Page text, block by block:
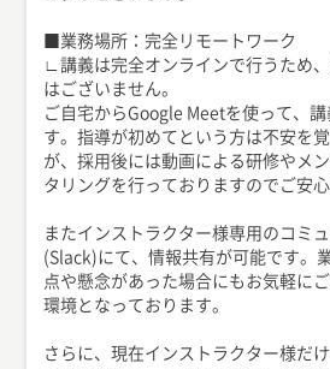
■業務場所：完全リモートワーク
∟講義は完全オンラインで行うため
はございません。
ご自宅からGoogle Meetを使って、
す。指導が初めてという方は不安を
が、採用後には動画による研修やメ
タリングを行っておりますのでご安心
またインストラクター様専用のコミ
(Slack)にて、情報共有が可能です。
点や懸念があった場合にもお気軽に
環境となっております。
さらに、現在インストラクター様だ